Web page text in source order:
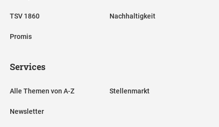
TSV 1860
Promis
Nachhaltigkeit
Services
Alle Themen von A-Z
Newsletter
Stellenmarkt